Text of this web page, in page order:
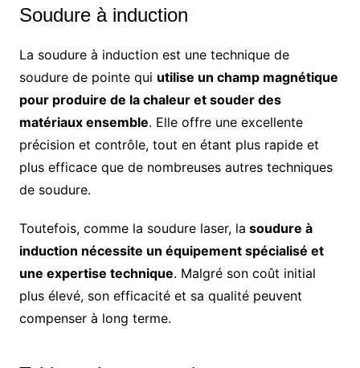
Soudure à induction
La soudure à induction est une technique de
soudure de pointe qui utilise un champ magnétique
pour produire de la chaleur et souder des
matériaux ensemble. Elle offre une excellente
précision et contrôle, tout en étant plus rapide et
plus efficace que de nombreuses autres techniques
de soudure.
Toutefois, comme la soudure laser, la soudure à
induction nécessite un équipement spécialisé et
une expertise technique. Malgré son coût initial
plus élevé, son efficacité et sa qualité peuvent
compenser à long terme.